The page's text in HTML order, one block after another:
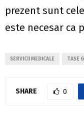
prezent sunt
este necesar ca
SERVICII MEDICALE TASE
SHARE 0